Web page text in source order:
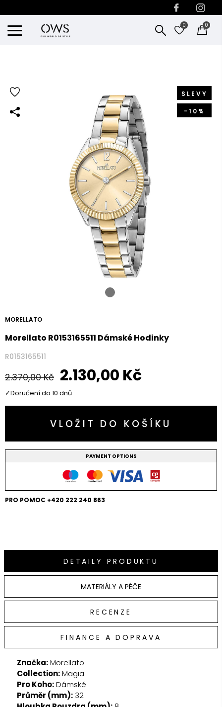
0
0
SLEVY
-10%
MORELLATO
Morellato R0153165511 Dámské Hodinky
R0153165511
2.370,00Kč 2.130,00 Kč
Doručení do 10 dnů
VLOŽIT DO KOŠÍKU
PAYMENT OPTIONS
PRO POMOC +420 222 240 863
DETAILY PRODUKTU
MATERIÁLY A PÉČE
RECENZE
FINANCE A DOPRAVA
Značka:Morellato
Collection:Magia
Pro Koho:Dámské
Průměr (mm): 32